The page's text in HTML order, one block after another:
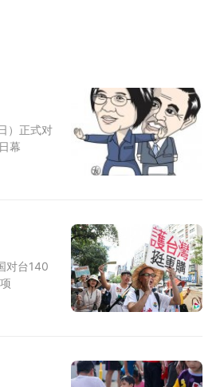
）正式对
幕
对台140